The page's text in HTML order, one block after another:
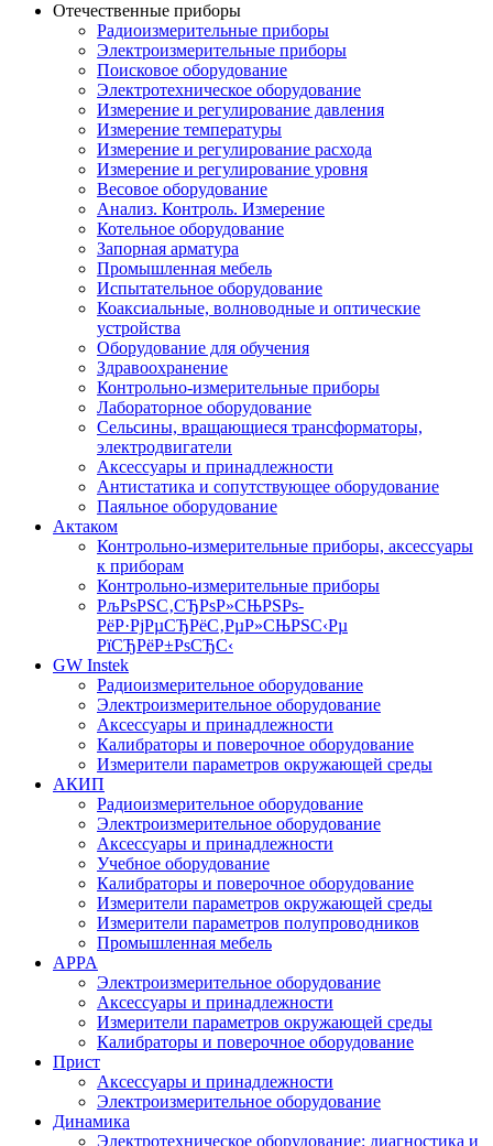
Отечественные приборы
Радиоизмерительные приборы
Электроизмерительные приборы
Поисковое оборудование
Электротехническое оборудование
Измерение и регулирование давления
Измерение температуры
Измерение и регулирование расхода
Измерение и регулирование уровня
Весовое оборудование
Анализ. Контроль. Измерение
Котельное оборудование
Запорная арматура
Промышленная мебель
Испытательное оборудование
Коаксиальные, волноводные и оптические
устройства
Оборудование для обучения
Здравоохранение
Контрольно-измерительные приборы
Лабораторное оборудование
Сельсины, вращающиеся трансформаторы,
электродвигатели
Аксессуары и принадлежности
Антистатика и сопутствующее оборудование
Паяльное оборудование
Актаком
Контрольно-измерительные приборы, аксессуары
к приборам
Контрольно-измерительные приборы
РљРѕРЅС‚СЂРѕР»СЊРЅРѕ-
РёР·РјРµСЂРёС‚РµР»СЊРЅС‹Рµ
РїСЂРёР±РѕСЂС‹
GW Instek
Радиоизмерительное оборудование
Электроизмерительное оборудование
Аксессуары и принадлежности
Калибраторы и поверочное оборудование
Измерители параметров окружающей среды
АКИП
Радиоизмерительное оборудование
Электроизмерительное оборудование
Аксессуары и принадлежности
Учебное оборудование
Калибраторы и поверочное оборудование
Измерители параметров окружающей среды
Измерители параметров полупроводников
Промышленная мебель
APPA
Электроизмерительное оборудование
Аксессуары и принадлежности
Измерители параметров окружающей среды
Калибраторы и поверочное оборудование
Прист
Аксессуары и принадлежности
Электроизмерительное оборудование
Динамика
Электротехническое оборудование: диагностика и